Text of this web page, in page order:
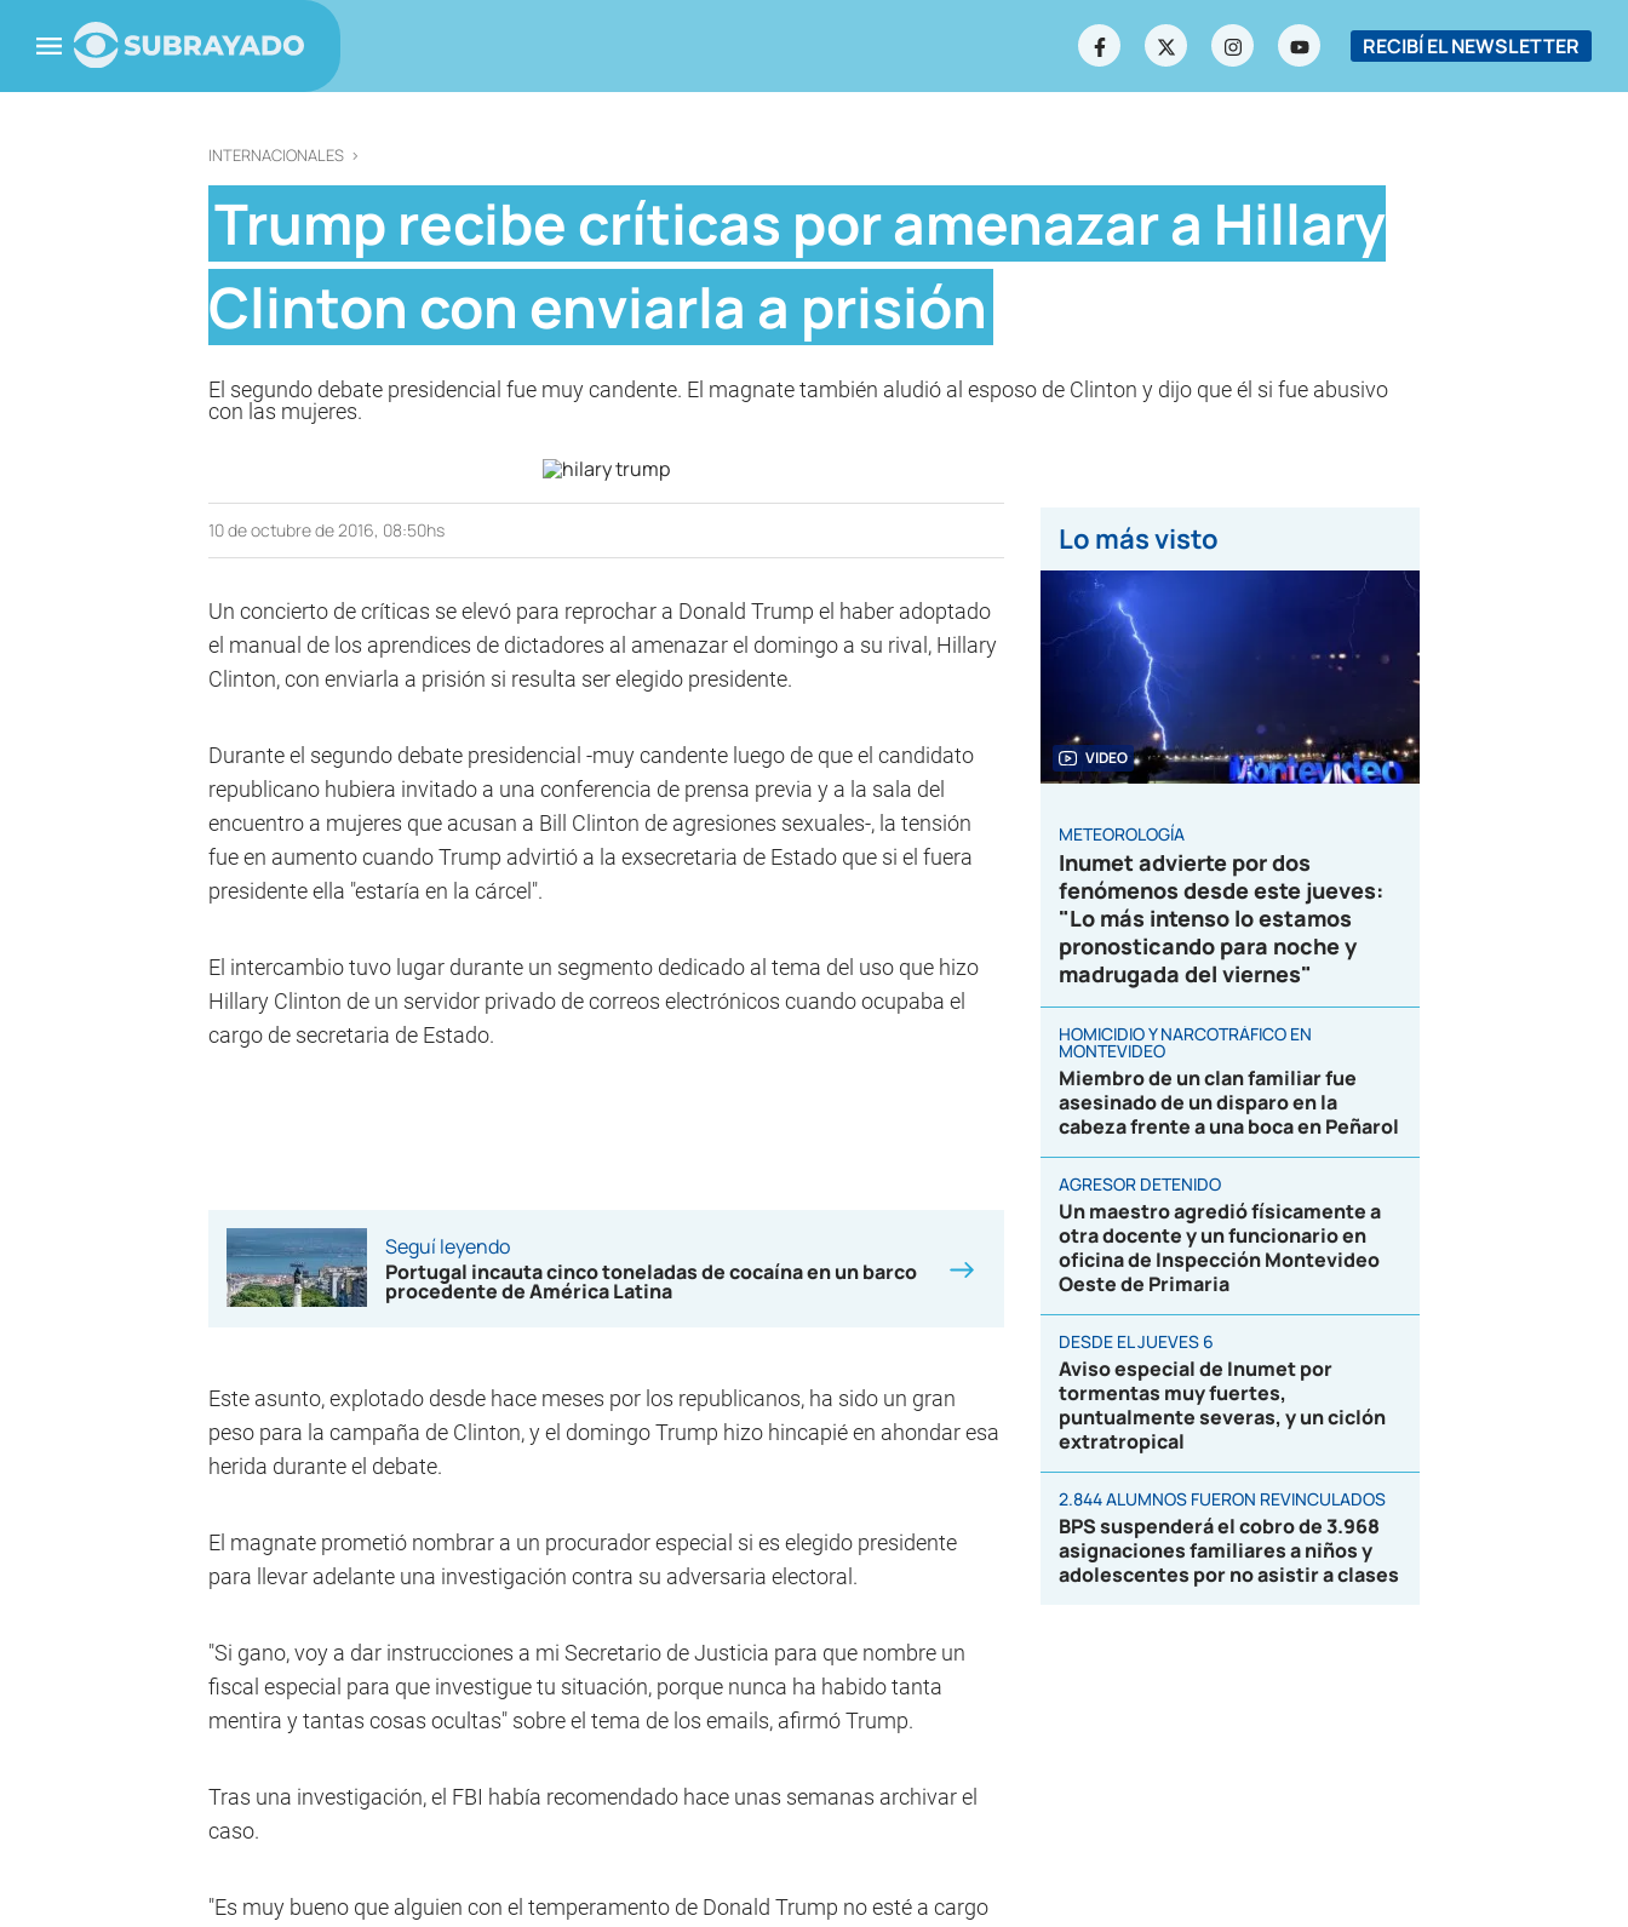
RECIBÍ EL NEWSLETTER
INTERNACIONALES >
Trump recibe críticas por amenazar a Hillary
Clinton con enviarla a prisión
El segundo debate presidencial fue muy candente. El magnate también aludió al esposo de Clinton y dijo que él si fue abusivo
con las mujeres.
10 de octubre de 2016, 08:50hs
Un concierto de críticas se elevó para reprochar a Donald Trump el haber adoptado
el manual de los aprendices de dictadores al amenazar el domingo a su rival, Hillary
Clinton, con enviarla a prisión si resulta ser elegido presidente.
Durante el segundo debate presidencial -muy candente luego de que el candidato
republicano hubiera invitado a una conferencia de prensa previa y a la sala del
encuentro a mujeres que acusan a Bill Clinton de agresiones sexuales-, la tensión
fue en aumento cuando Trump advirtió a la exsecretaria de Estado que si el fuera
presidente ella "estaría en la cárcel".
El intercambio tuvo lugar durante un segmento dedicado al tema del uso que hizo
Hillary Clinton de un servidor privado de correos electrónicos cuando ocupaba el
cargo de secretaria de Estado.
Seguí leyendo
Portugal incauta cinco toneladas de cocaína en un barco
procedente de América Latina
Este asunto, explotado desde hace meses por los republicanos, ha sido un gran
peso para la campaña de Clinton, y el domingo Trump hizo hincapié en ahondar esa
herida durante el debate.
El magnate prometió nombrar a un procurador especial si es elegido presidente
para llevar adelante una investigación contra su adversaria electoral.
"Si gano, voy a dar instrucciones a mi Secretario de Justicia para que nombre un
fiscal especial para que investigue tu situación, porque nunca ha habido tanta
mentira y tantas cosas ocultas" sobre el tema de los emails, afirmó Trump.
Tras una investigación, el FBI había recomendado hace unas semanas archivar el
caso.
"Es muy bueno que alguien con el temperamento de Donald Trump no esté a cargo
Lo más visto
VIDEO
METEOROLOGÍA
Inumet advierte por dos
fenómenos desde este jueves:
"Lo más intenso lo estamos
pronosticando para noche y
madrugada del viernes"
HOMICIDIO Y NARCOTRÁFICO EN
MONTEVIDEO
Miembro de un clan familiar fue
asesinado de un disparo en la
cabeza frente a una boca en Peñarol
AGRESOR DETENIDO
Un maestro agredió físicamente a
otra docente y un funcionario en
oficina de Inspección Montevideo
Oeste de Primaria
DESDE EL JUEVES 6
Aviso especial de Inumet por
tormentas muy fuertes,
puntualmente severas, y un ciclón
extratropical
2.844 ALUMNOS FUERON REVINCULADOS
BPS suspenderá el cobro de 3.968
asignaciones familiares a niños y
adolescentes por no asistir a clases